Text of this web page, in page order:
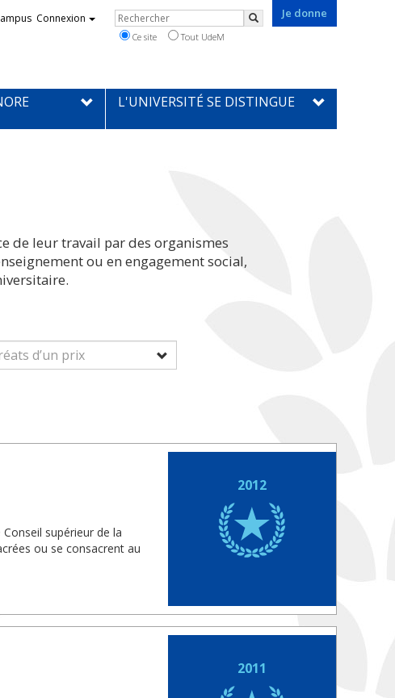
Je donne
Connexion Rechercher
Rechercher
Ce site Tout UdeM
L'UNIVERSITÉ SE DISTINGUE
de leur travail par des organismes
ou en engagement social,
supérieur de la
ou se consacrent au
2012
2011